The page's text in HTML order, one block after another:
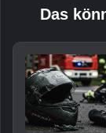
Das